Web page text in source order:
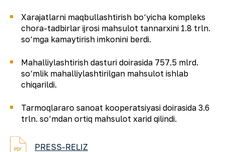
Xarajatlarni maqbullashtirish bo‘yicha kompleks
chora-tadbirlar ijrosi mahsulot tannarxini 1.8 trln.
so‘mga kamaytirish imkonini berdi.
Mahalliylashtirish dasturi doirasida 757.5 mlrd.
so‘mlik mahalliylashtirilgan mahsulot ishlab
chiqarildi.
Tarmoqlararo sanoat kooperatsiyasi doirasida 3.6
trln. so‘mdan ortiq mahsulot xarid qilindi.
PRESS-RELIZ